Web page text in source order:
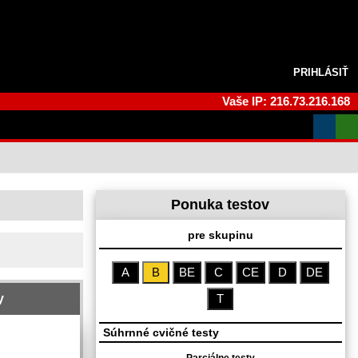
PRIHLÁSIŤ
Vaše IP: 216.73.216.168
Ponuka testov
pre skupinu
A B BE C CE D
DE
T
Súhrnné cvičné testy